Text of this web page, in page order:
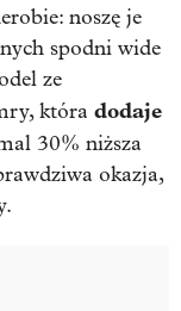
noszę je
spodni wide
ze
która dodaje
30% niższa
okazja,